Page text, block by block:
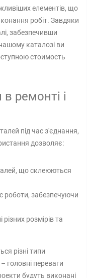
елементів, що
робіт. Завдяки
забезпечивши
каталозі ви
стоимость
ремонті і
під час з'єднання,
дозволяє:
що склеюються
роботи, забезпечуючи
розмірів та
різні типи
головні переваги
будуть виконані